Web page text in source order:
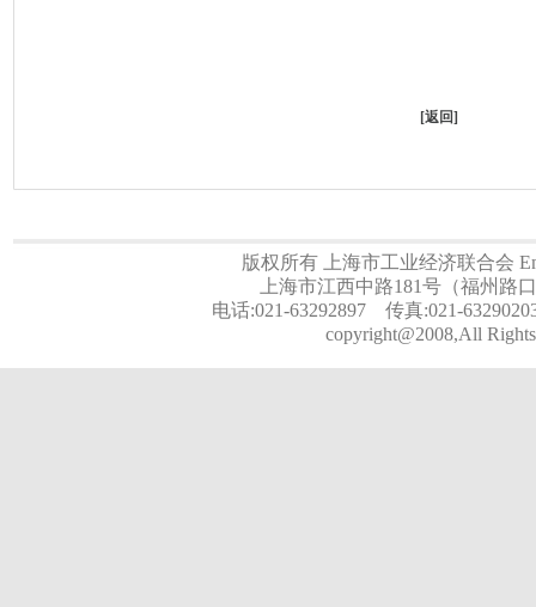
[返回]
版权所有 上海市工业经济联合会
上海市江西中路181号（福州路
电话:021-63292897 传真:021-
copyright@2008,All